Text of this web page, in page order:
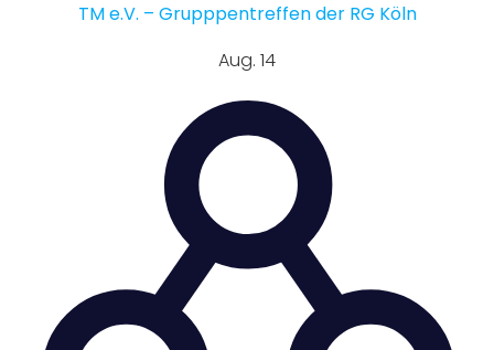
TM e.V. – Grupppentreffen der RG Köln
Aug. 14